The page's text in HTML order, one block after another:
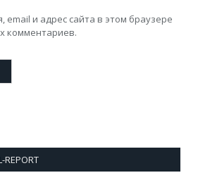
email и адрес сайта в этом браузере
комментариев.